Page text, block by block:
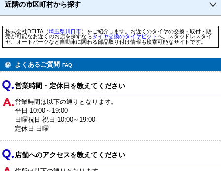
近隣の市区町村から探す
株式会社DELTA（埼玉県川口市）をご紹介します。お近くのタイヤの交換・取付・販
売が可能なお近くのお店を探すならタイヤ交換のタイヤピットへ。スタッドレスタイ
ヤ、オートパーツなど自動車に関わる部品取り付け情報も検索可能なサイトです。
よくあるご質問 FAQ
営業時間・定休日を教えてください
営業時間は以下の通りとなります。
平日 10:00～19:00
日曜祝日 祝日 10:00～19:00
定休日 日曜
店舗へのアクセスを教えてください